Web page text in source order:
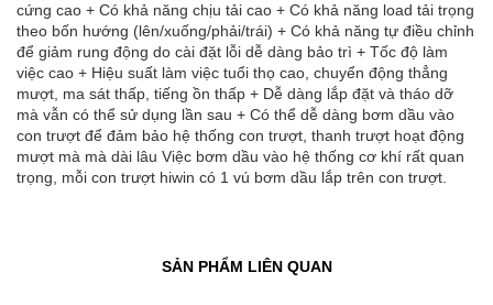
cứng cao + Có khả năng chịu tải cao + Có khả năng load tải trọng
theo bốn hướng (lên/xuống/phải/trái) + Có khả năng tự điều chỉnh
để giảm rung động do cài đặt lỗi dễ dàng bảo trì + Tốc độ làm
việc cao + Hiệu suất làm việc tuổi thọ cao, chuyển động thẳng
mượt, ma sát thấp, tiếng ồn thấp + Dễ dàng lắp đặt và tháo dỡ
mà vẫn có thể sử dụng lần sau + Có thể dễ dàng bơm dầu vào
con trượt để đảm bảo hệ thống con trượt, thanh trượt hoạt động
mượt mà mà dài lâu Việc bơm dầu vào hệ thống cơ khí rất quan
trọng, mỗi con trượt hiwin có 1 vú bơm dầu lắp trên con trượt.
SẢN PHẨM LIÊN QUAN